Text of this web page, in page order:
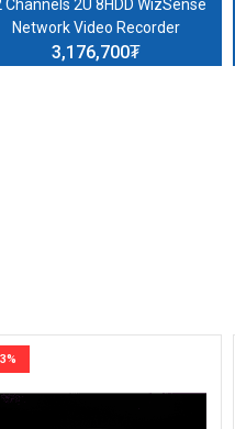
Channels 2U 8HDD WizSense
Network Video Recorder
3,176,700₮